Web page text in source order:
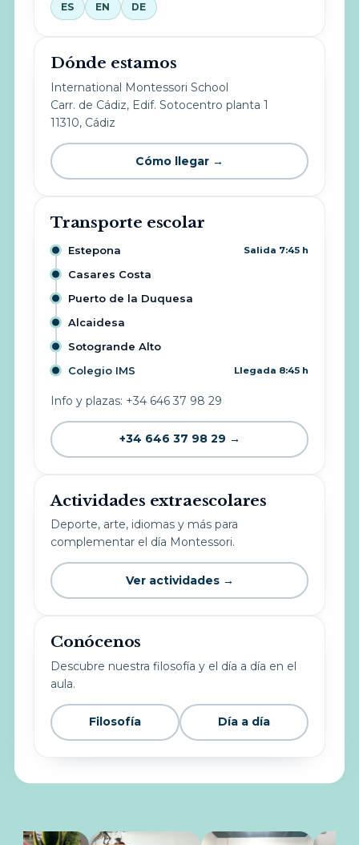
ES EN DE
Dónde estamos
International Montessori School
Carr. de Cádiz, Edif. Sotocentro planta 1
11310, Cádiz
Cómo llegar →
Transporte escolar
Estepona Salida 7:45 h
Casares Costa
Puerto de la Duquesa
Alcaidesa
Sotogrande Alto
Colegio IMS
Llegada 8:45 h
Info y plazas: +34 646 37 98 29
+34 646 37 98 29 →
Actividades extraescolares
Deporte, arte, idiomas y más para
complementar el día Montessori.
Ver actividades →
Conócenos
Descubre nuestra filosofía y el día a día en el
aula.
Filosofía Día a día